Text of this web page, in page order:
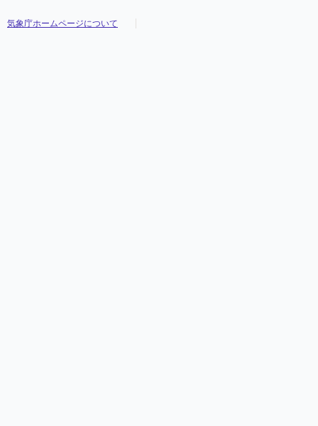
気象庁ホームページについて